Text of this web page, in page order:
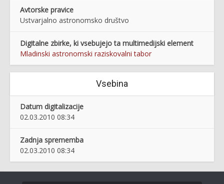
Avtorske pravice
Ustvarjalno astronomsko društvo
Digitalne zbirke, ki vsebujejo ta multimedijski element
Mladinski astronomski raziskovalni tabor
Vsebina
Datum digitalizacije
02.03.2010 08:34
Zadnja sprememba
02.03.2010 08:34